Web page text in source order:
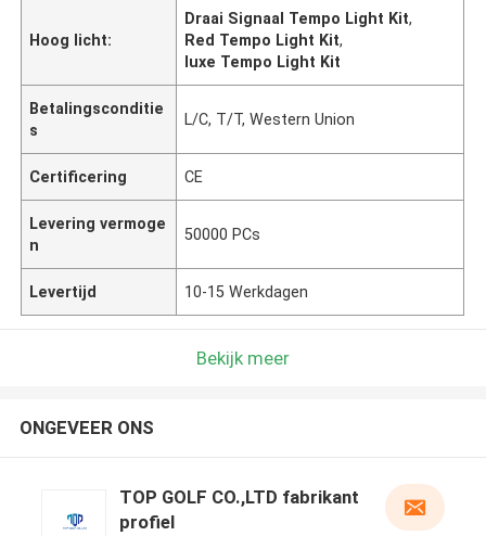
Hoog licht:
Draai Signaal Tempo Light Kit,
Red Tempo Light Kit,
luxe Tempo Light Kit
Betalingsconditie
s
L/C, T/T, Western Union
Certificering CE
Levering vermoge
n
50000 PCs
Levertijd 10-15 Werkdagen
Bekijk meer
ONGEVEER ONS
TOP GOLF CO.,LTD fabrikant
profiel